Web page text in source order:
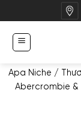
qua
dung
Apa Niche /
Abercrombie &